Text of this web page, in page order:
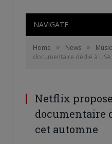
NAVIGATE
Home » News »
documentaire dédié à
Netflix
documentaire
cet automne